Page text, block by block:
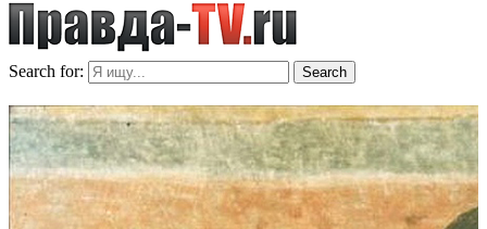
Search for: Search